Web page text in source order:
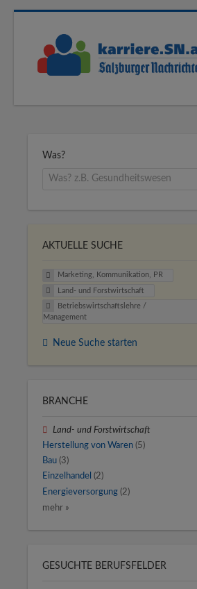
Was?
AKTUELLE SUCHE
Marketing, Kommunikation, PR
Land- und Forstwirtschaft
Betriebswirtschaftslehre /
Management
Neue Suche starten
BRANCHE
Land- und Forstwirtschaft
Herstellung von Waren (5)
Bau (3)
Einzelhandel (2)
Energieversorgung (2)
mehr »
GESUCHTE BERUFSFELDER